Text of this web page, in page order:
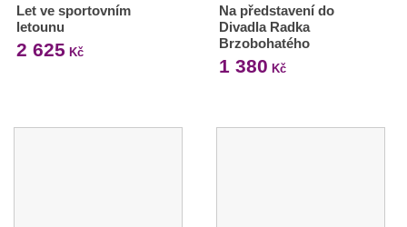
Let ve sportovním
letounu
2 625 Kč
Na představení do
Divadla Radka
Brzobohatého
1 380 Kč